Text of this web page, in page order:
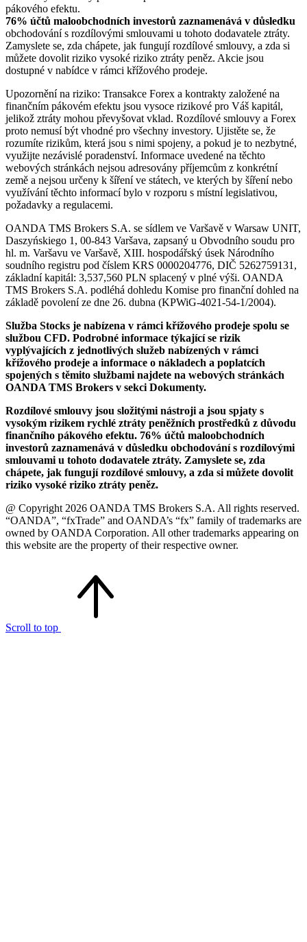
pákového efektu.
76% účtů maloobchodních investorů zaznamenává v důsledku
obchodování s rozdílovými smlouvami u tohoto dodavatele ztráty.
Zamyslete se, zda chápete, jak fungují rozdílové smlouvy, a zda si
můžete dovolit riziko vysoké riziko ztráty peněz. Akcie jsou
dostupné v nabídce v rámci křížového prodeje.
Upozornění na riziko: Transakce Forex a kontrakty založené na
finančním pákovém efektu jsou vysoce rizikové pro Váš kapitál,
jelikož ztráty mohou převyšovat vklad. Rozdílové smlouvy a Forex
proto nemusí být vhodné pro všechny investory. Ujistěte se, že
rozumíte rizikům, která jsou s nimi spojeny, a pokud je to nezbytné,
využijte nezávislé poradenství. Informace uvedené na těchto
webových stránkách nejsou adresovány příjemcům z konkrétní
země a nejsou určeny k šíření ve státech, ve kterých by šíření nebo
využívání těchto informací bylo v rozporu s místní legislativou,
požadavky a regulacemi.
OANDA TMS Brokers S.A. se sídlem ve Varšavě v Warsaw UNIT,
Daszyńskiego 1, 00-843 Varšava, zapsaný u Obvodního soudu pro
hl. m. Varšavu ve Varšavě, XIII. hospodářský úsek Národního
soudního registru pod číslem KRS 0000204776, DIČ 5262759131,
základní kapitál: 3,537,560 PLN splacený v plné výši. OANDA
TMS Brokers S.A. podléhá dohledu Komise pro finanční dohled na
základě povolení ze dne 26. dubna (KPWiG-4021-54-1/2004).
Služba Stocks je nabízena v rámci křížového prodeje spolu se
službou CFD. Podrobné informace týkající se rizik
vyplývajících z jednotlivých služeb nabízených v rámci
křížového prodeje a informace o nákladech a poplatcích
spojených s těmito službami najdete na webových stránkách
OANDA TMS Brokers v sekci Dokumenty.
Rozdílové smlouvy jsou složitými nástroji a jsou spjaty s
vysokým rizikem rychlé ztráty peněžních prostředků z důvodu
finančního pákového efektu. 76% účtů maloobchodních
investorů zaznamenává v důsledku obchodování s rozdílovými
smlouvami u tohoto dodavatele ztráty. Zamyslete se, zda
chápete, jak fungují rozdílové smlouvy, a zda si můžete dovolit
riziko vysoké riziko ztráty peněz.
@ Copyright 2026 OANDA TMS Brokers S.A. All rights reserved.
“OANDA”, “fxTrade” and OANDA’s “fx” family of trademarks are
owned by OANDA Corporation. All other trademarks appearing on
this website are the property of their respective owner.
Scroll to top